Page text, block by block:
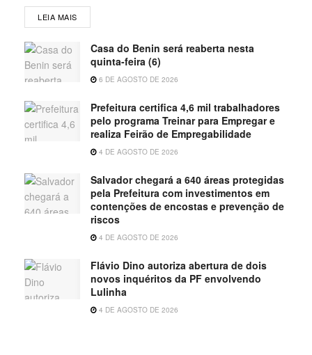
LEIA MAIS
Casa do Benin será reaberta nesta
quinta-feira (6)
6 DE AGOSTO DE 2026
Prefeitura certifica 4,6 mil trabalhadores
pelo programa Treinar para Empregar e
realiza Feirão de Empregabilidade
4 DE AGOSTO DE 2026
Salvador chegará a 640 áreas protegidas
pela Prefeitura com investimentos em
contenções de encostas e prevenção de
riscos
4 DE AGOSTO DE 2026
Flávio Dino autoriza abertura de dois
novos inquéritos da PF envolvendo
Lulinha
4 DE AGOSTO DE 2026